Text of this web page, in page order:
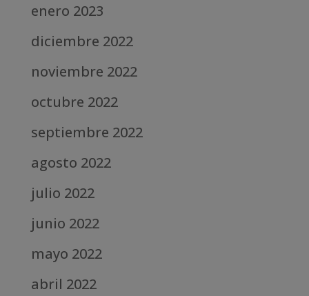
enero 2023
diciembre 2022
noviembre 2022
octubre 2022
septiembre 2022
agosto 2022
julio 2022
junio 2022
mayo 2022
abril 2022